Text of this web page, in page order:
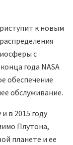
к новым
с
года NASA
обеспечение
обслуживание.
в 2015 году
Плутона,
планете и ее